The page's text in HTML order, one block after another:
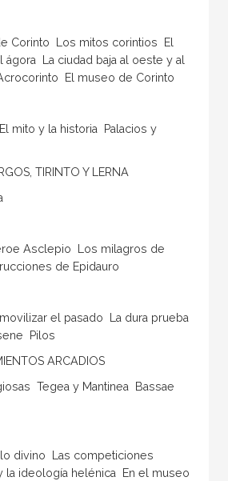
Corinto  Los mitos corintios  El
 La ciudad baja al oeste y al
 El museo de Corinto
mito y la historia  Palacios y
TIRINTO Y LERNA
Asclepio  Los milagros de
de Epidauro
el pasado  La dura prueba
 Pilos
ARCADIOS
 Tegea y Mantinea  Bassae 
divino  Las competiciones
la ideología helénica  En el museo